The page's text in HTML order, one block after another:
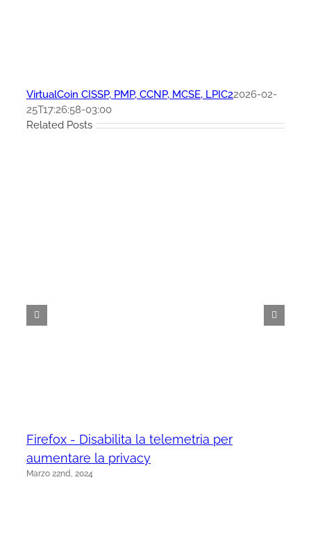
VirtualCoin CISSP, PMP, CCNP, MCSE, LPIC22026-02-
25T17:26:58-03:00
Related Posts
Firefox - Disabilita la telemetria per
aumentare la privacy
Marzo 22nd, 2024